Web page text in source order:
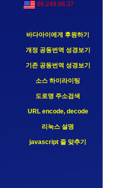
66.249.68.37
바다아이에게 후원하기
개정 공동번역 성경보기
기존 공동번역 성경보기
소스 하이라이팅
도로명 주소검색
URL encode, decode
리눅스 설명
javascript 줄 맞추기